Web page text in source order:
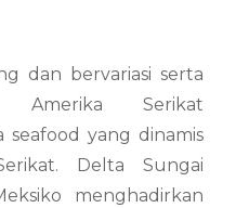
dan bervariasi serta
Amerika Serikat
seafood yang dinamis
Delta Sungai
menghadirkan